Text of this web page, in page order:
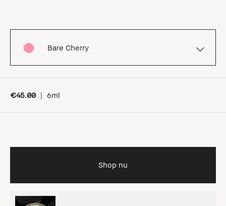
Bare Cherry
€45.00 | 6ml
Shop nu